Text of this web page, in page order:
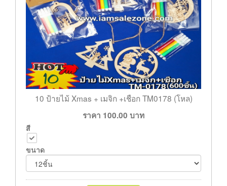
10 ป้ายไม้ Xmas + เมจิก +เชือก TM0178 (โหล)
ราคา 100.00 บาท
สี
ขนาด